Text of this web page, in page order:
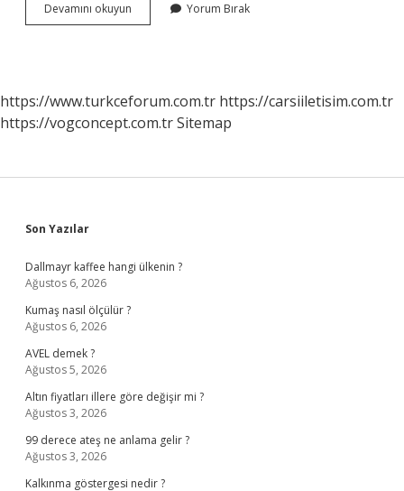
Devamını okuyun
Kumaş
Yorum Bırak
https://www.turkceforum.com.tr https://carsiiletisim.com.tr
https://vogconcept.com.trSitemap
Sidebar
Son Yazılar
Dallmayr kaffee hangi ülkenin ?
Ağustos 6, 2026
Kumaş nasıl ölçülür ?
Ağustos 6, 2026
AVEL demek ?
Ağustos 5, 2026
Altın fiyatları illere göre değişir mi ?
Ağustos 3, 2026
99 derece ateş ne anlama gelir ?
Ağustos 3, 2026
Kalkınma göstergesi nedir ?